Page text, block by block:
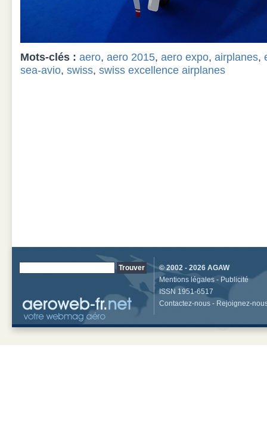
Mots-clés : aero, aero 2015, aero expo, airplanes,
sea-avio, swiss, swiss excellence airplanes
© 2002 - 2026 AGAW
Mentions légales - Publicité
ISSN 1951-6517
Contactez-nous - Rejoignez-